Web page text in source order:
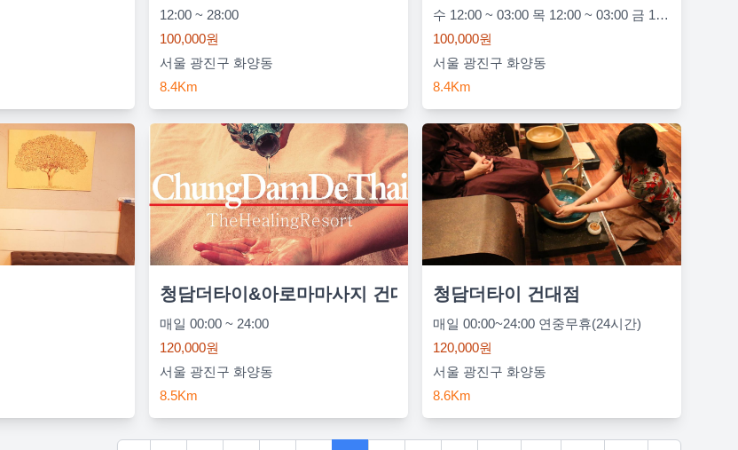
12:00 ~ 28:00
100,000원
서울 광진구 화양동
8.4Km
수 12:00 ~ 03:00 목 12:00 ~ 03:00 금 12:00 ~ 03:00 토 12:00 ~ 03:00 일 12:00 ~ 03:00 월 12:00 ~ 03:00 화 12:00 ~ 03:00
100,000원
서울 광진구 화양동
8.4Km
청담더타이&아로마마사지 건대점
매일 00:00 ~ 24:00
120,000원
서울 광진구 화양동
8.5Km
청담더타이 건대점
매일 00:00~24:00 연중무휴(24시간)
120,000원
서울 광진구 화양동
8.6Km